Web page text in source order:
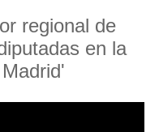
regional de
en la